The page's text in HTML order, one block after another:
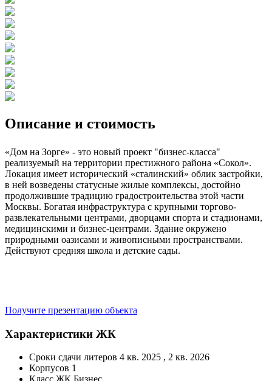
Описание и стоимость
«Дом на Зорге» - это новый проект "бизнес-класса"
реализуемый на территории престижного района «Сокол».
Локация имеет исторический «сталинский» облик застройки,
в ней возведены статусные жилые комплексы, достойно
продолжившие традицию градостроительства этой части
Москвы. Богатая инфраструктура с крупными торгово-
развлекательными центрами, дворцами спорта и стадионами,
медицинскими и бизнес-центрами. Здание окружено
природными оазисами и живописными пространствами.
Действуют средняя школа и детские сады.
Получите презентацию объекта
Характеристики ЖК
Сроки сдачи литеров 4 кв. 2025 , 2 кв. 2026
Корпусов 1